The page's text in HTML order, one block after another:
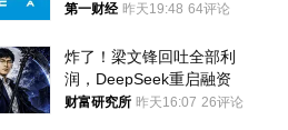
第一财经 昨天19:48 64评论
炸了！梁文锋回吐全部利
润，DeepSeek重启融资
财富研究所 昨天16:07 26评论